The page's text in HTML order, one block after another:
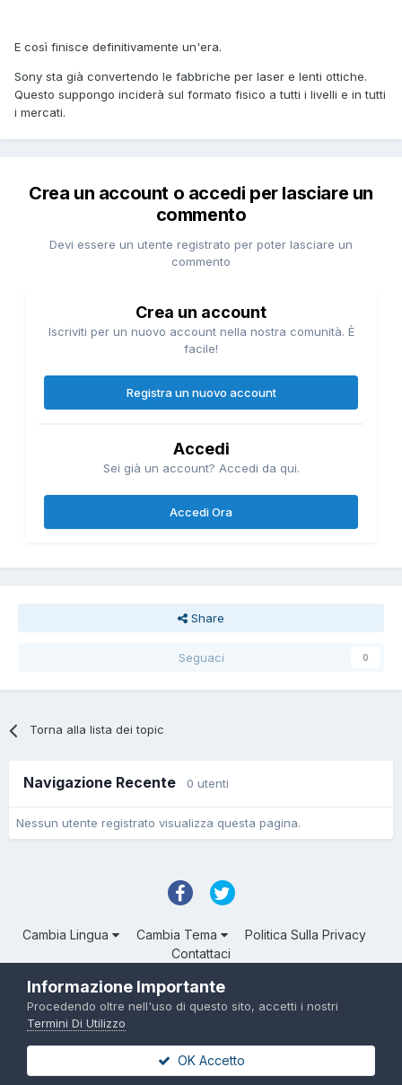
E così finisce definitivamente un'era.
Sony sta già convertendo le fabbriche per laser e lenti ottiche.
Questo suppongo inciderà sul formato fisico a tutti i livelli e in tutti
i mercati.
Crea un account o accedi per lasciare un
commento
Devi essere un utente registrato per poter lasciare un
commento
Crea un account
Iscriviti per un nuovo account nella nostra comunità. È
facile!
Registra un nuovo account
Accedi
Sei già un account? Accedi da qui.
Accedi Ora
Share
Seguaci 0
Torna alla lista dei topic
Navigazione Recente 0 utenti
Nessun utente registrato visualizza questa pagina.
Cambia Lingua Cambia Tema
Politica Sulla Privacy
Contattaci
Powered by Invision Community
Informazione Importante
Procedendo oltre nell'uso di questo sito, accetti i nostri
Termini Di Utilizzo
OK Accetto